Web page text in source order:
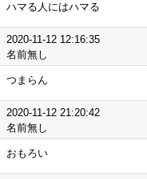
ハマる人にはハマる
2020-11-12 12:16:35
名前無し
つまらん
2020-11-12 21:20:42
名前無し
おもろい